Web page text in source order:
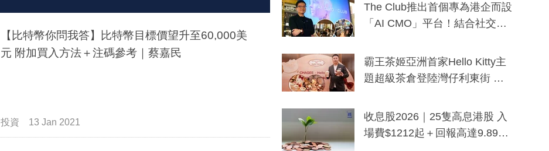
【比特幣你問我答】比特幣目標價望升至60,000美
元 附加買入方法＋注碼參考｜蔡嘉民
投資 13 Jan 2021
The Club推出首個專為港企而設
「AI CMO」平台！結合社交聆
分鐘生成「貼地」宣傳短片
霸王茶姬亞洲首家Hello Kitty主
題超級茶倉登陸灣仔利東街 推
y及香港限定特調系列
收息股2026｜25隻高息港股 入
場費$1212起＋回報高達9.89